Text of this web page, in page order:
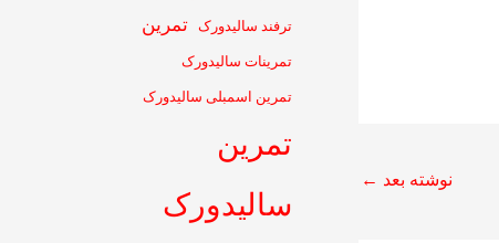
نوشته بعد ←
ترفند سالیدورک تمرین
تمرینات سالیدورک
تمرین اسمبلی سالیدورک
تمرین
سالیدورک